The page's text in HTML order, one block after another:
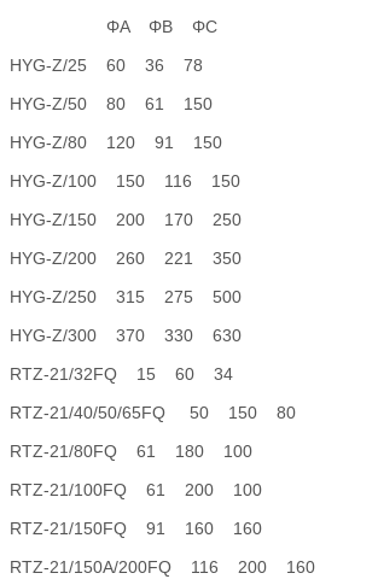
ΦA ΦB ΦC
HYG-Z/25 60 36 78
HYG-Z/50 80 61 150
HYG-Z/80 120 91 150
HYG-Z/100 150 116 150
HYG-Z/150 200 170 250
HYG-Z/200 260 221 350
HYG-Z/250 315 275 500
HYG-Z/300 370 330 630
RTZ-21/32FQ 15 60 34
RTZ-21/40/50/65FQ 50 150 80
RTZ-21/80FQ 61 180 100
RTZ-21/100FQ 61 200 100
RTZ-21/150FQ 91 160 160
RTZ-21/150A/200FQ 116 200 160